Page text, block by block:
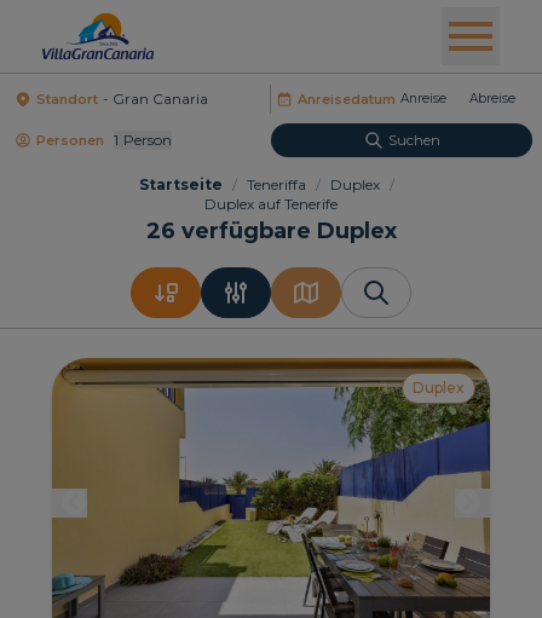
Standort Anreisedatum
Personen 1 Person Suchen
Startseite / Teneriffa / Duplex /
Duplex auf Tenerife
26 verfügbare Duplex
Duplex